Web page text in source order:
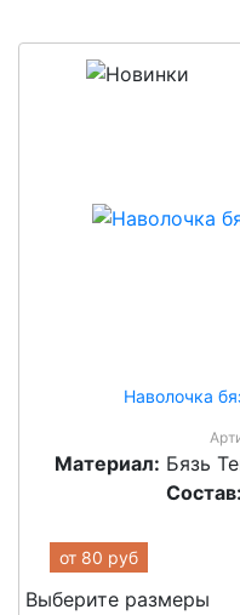
Наволочка
Материал: Бязь
Состав:
от 80 руб
Выберите размеры